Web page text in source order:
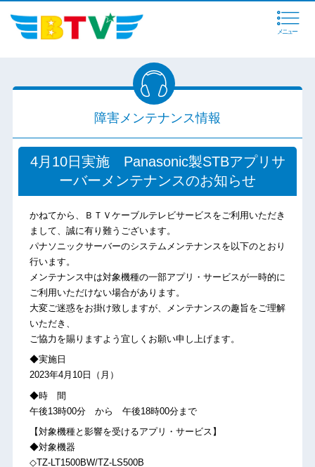
メニュー
障害メンテナンス情報
4月10日実施 Panasonic製STBアプリサ
ーバーメンテナンスのお知らせ
かねてから、ＢＴＶケーブルテレビサービスをご利用いただき
まして、誠に有り難うございます。
パナソニックサーバーのシステムメンテナンスを以下のとおり
行います。
メンテナンス中は対象機種の一部アプリ・サービスが一時的に
ご利用いただけない場合があります。
大変ご迷惑をお掛け致しますが、メンテナンスの趣旨をご理解
いただき、
ご協力を賜りますよう宜しくお願い申し上げます。
◆実施日
2023年4月10日（月）
◆時 間
午後13時00分 から 午後18時00分まで
【対象機種と影響を受けるアプリ・サービス】
◆対象機器
◇TZ-LT1500BW/TZ-LS500B